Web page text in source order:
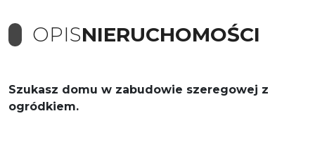
OPISNIERUCHOMOŚCI
Szukasz domu w zabudowie szeregowej z
ogródkiem.